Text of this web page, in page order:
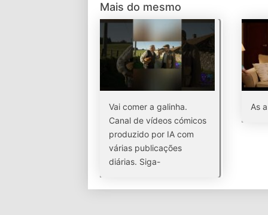
Mais do mesmo
Vai comer a galinha.
Canal de vídeos cómicos
produzido por IA com
várias publicações
diárias. Siga-
As